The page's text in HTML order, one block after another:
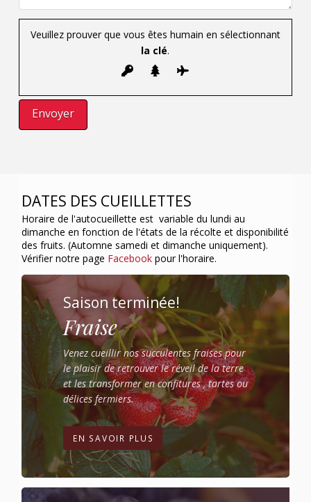
Veuillez prouver que vous êtes humain en sélectionnant
la clé.
DATES DES CUEILLETTES
Horaire de l'autocueillette est variable du lundi au
dimanche en fonction de l'états de la récolte et disponibilité
des fruits. (Automne samedi et dimanche uniquement).
Vérifier notre page Facebookpour l'horaire.
Saison terminée!
Fraise
Venez cueillir nos succulentes fraises pour
le plaisir de retrouver le réveil de la terre
et les transformer en confitures , tartes ou
délices fermiers.
EN SAVOIR PLUS